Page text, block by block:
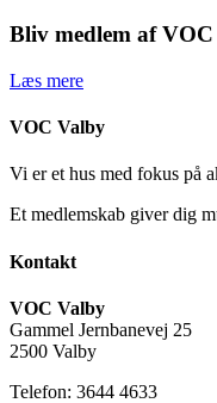
Bliv medlem af
Læs mere
VOC Valby
Vi er et hus med fokus på
Et medlemskab giver dig
Kontakt
VOC Valby
Gammel Jernbanevej 25
2500 Valby
Telefon: 3644 4633